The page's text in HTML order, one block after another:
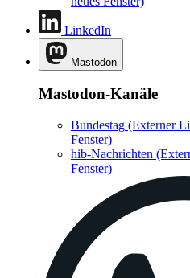
LinkedIn
Mastodon
Mastodon-Kanäle
Bundestag (Externer
Fenster)
hib-Nachrichten
Fenster)